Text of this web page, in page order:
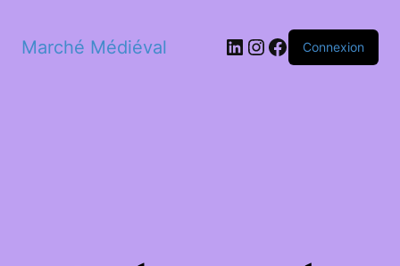
Marché Médiéval LinkedIn
Instagram
Facebook
Connexion